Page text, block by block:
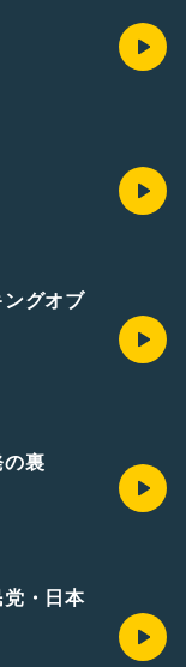
グオブ
裏
・日本